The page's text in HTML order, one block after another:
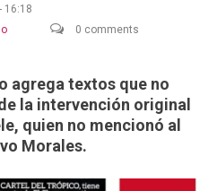
16:18
0 comments
agrega textos que no
la intervención original
quien no mencionó al
Morales.